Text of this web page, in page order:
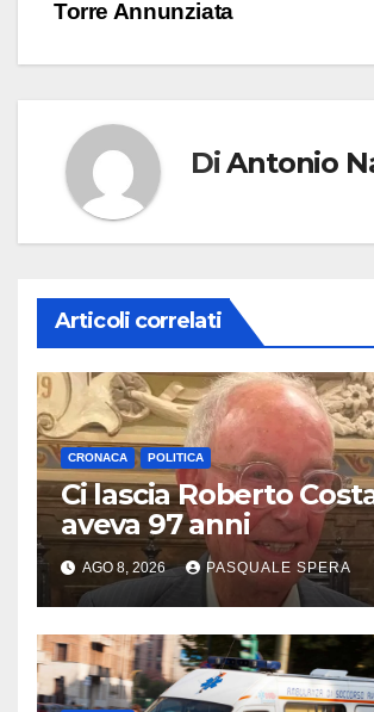
Torre Annunziata
DiAntonio
Articoli correlati
CRONACA POLITICA
Ci lascia Roberto
aveva 97 anni
AGO 8, 2026 PASQUALE SPERA